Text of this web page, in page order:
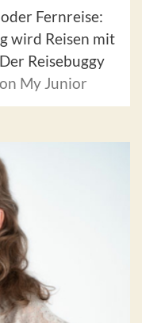
Fernreise:
wird Reisen mit
Reisebuggy
My Junior